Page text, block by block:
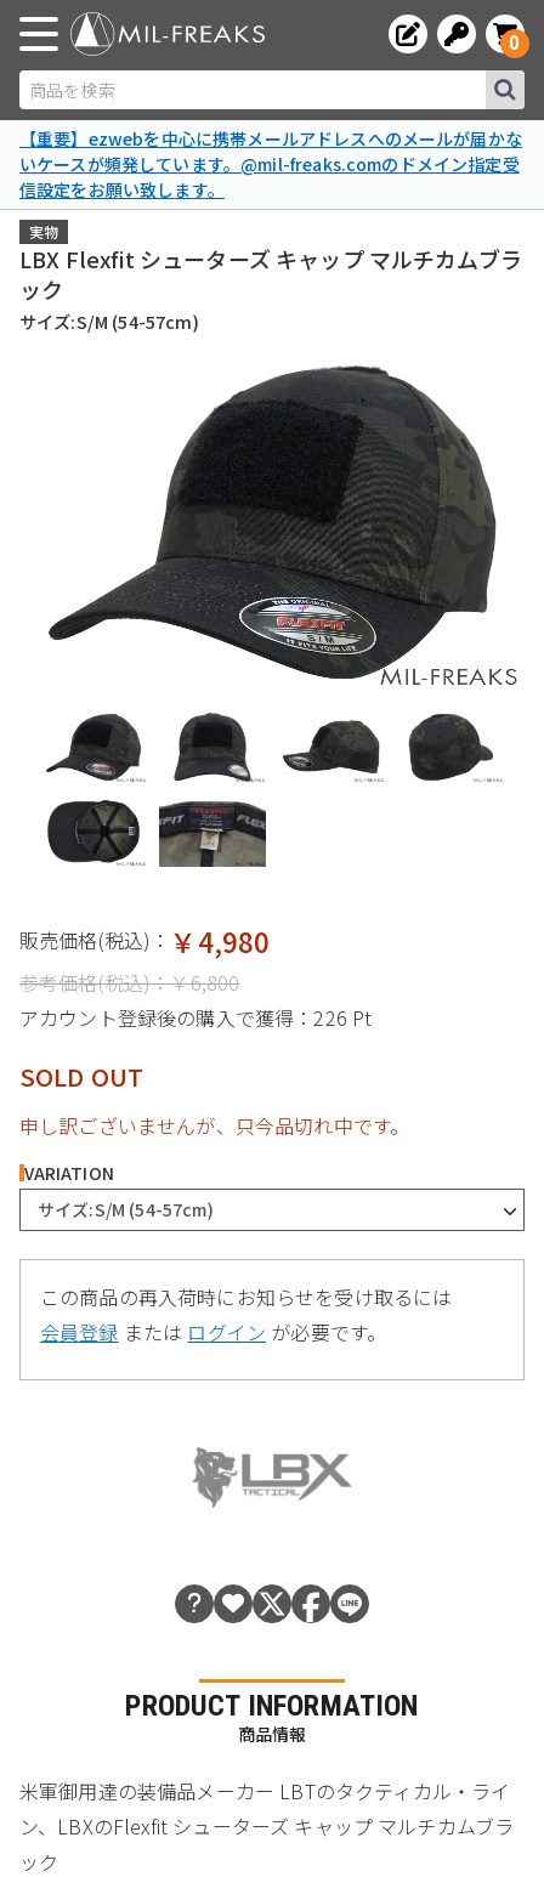
商品を検索
0
【重要】ezwebを中心に携帯メールアドレスへのメールが届かな
いケースが頻発しています。@mil-freaks.comのドメイン指定受
信設定をお願い致します。
実物
LBX Flexfit シューターズ キャップ マルチカムブラ
ック
サイズ:S/M (54-57cm)
販売価格(税込)： ￥4,980
参考価格(税込)：￥6,800
アカウント登録後の購入で獲得：226 Pt
SOLD OUT
申し訳ございませんが、只今品切れ中です。
VARIATION
サイズ:S/M (54-57cm)
この商品の再入荷時にお知らせを受け取るには
会員登録 または ログイン が必要です。
PRODUCT INFORMATION
商品情報
米軍御用達の装備品メーカー LBTのタクティカル・ライ
ン、LBXのFlexfit シューターズ キャップ マルチカムブラ
ック